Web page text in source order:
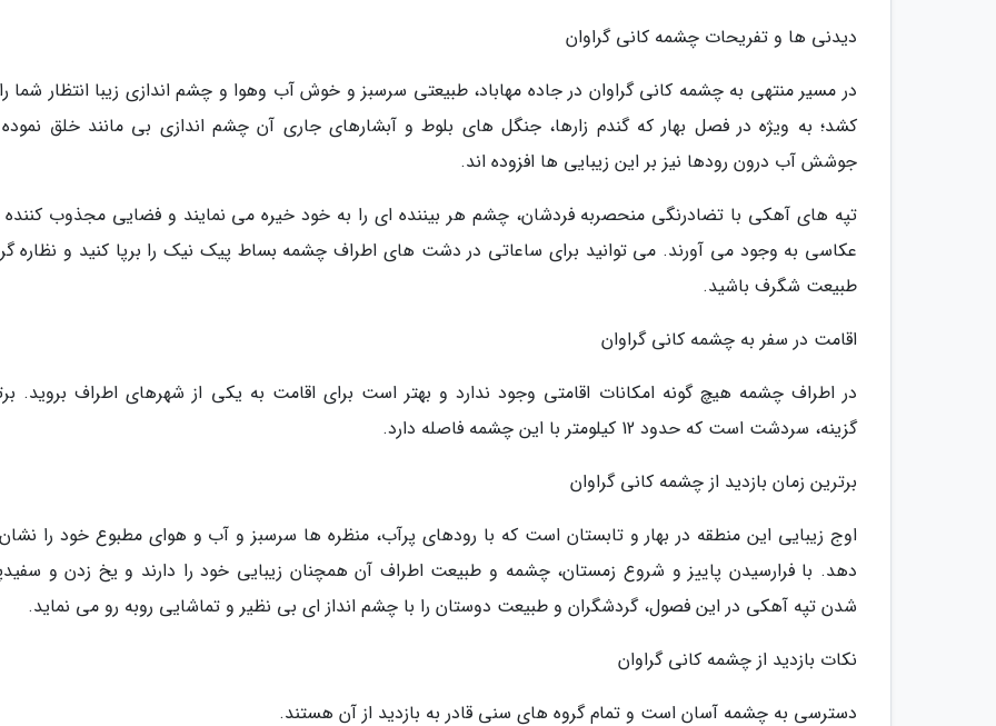
دیدنی ها و تفریحات چشمه کانی گراوان
در مسیر منتهی به چشمه کانی گراوان در جاده مهاباد، طبیعتی سرسبز و خوش آب وهوا و چشم اندازی زیبا انتظار شما
کشد؛ به ویژه در فصل بهار که گندم زارها، جنگل های بلوط و آبشارهای جاری آن چشم اندازی بی مانند خلق نموده
جوشش آب درون رودها نیز بر این زیبایی ها افزوده اند.
تپه های آهکی با تضادرنگی منحصربه فردشان، چشم هر بیننده ای را به خود خیره می نمایند و فضایی مجذوب کننده
عکاسی به وجود می آورند. می توانید برای ساعاتی در دشت های اطراف چشمه بساط پیک نیک را برپا کنید و نظاره
طبیعت شگرف باشید.
اقامت در سفر به چشمه کانی گراوان
در اطراف چشمه هیچ گونه امکانات اقامتی وجود ندارد و بهتر است برای اقامت به یکی از شهرهای اطراف بروید.
گزینه، سردشت است که حدود 12 کیلومتر با این چشمه فاصله دارد.
برترین زمان بازدید از چشمه کانی گراوان
اوج زیبایی این منطقه در بهار و تابستان است که با رودهای پرآب، منظره ها سرسبز و آب و هوای مطبوع خود را
دهد. با فرارسیدن پاییز و شروع زمستان، چشمه و طبیعت اطراف آن همچنان زیبایی خود را دارند و یخ زدن و
شدن تپه آهکی در این فصول، گردشگران و طبیعت دوستان را با چشم انداز ای بی نظیر و تماشایی روبه رو می نماید.
نکات بازدید از چشمه کانی گراوان
دسترسی به چشمه آسان است و تمام گروه های سنی قادر به بازدید از آن هستند.